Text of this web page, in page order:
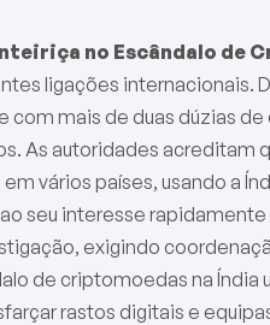
no Escândalo de
ligações internacionais.
mais de duas dúzias
As autoridades acreditam
vários países, usando a
seu interesse
exigindo
de criptomoedas na Índia
rastos digitais e